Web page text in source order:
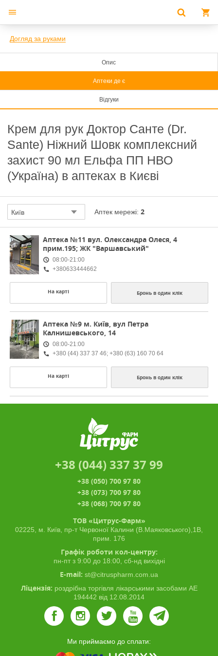
Догляд за руками
Опис
Аптеки де є
Відгуки
Крем для рук Доктор Санте (Dr.
Sante) Ніжний Шовк комплексний
захист 90 мл Ельфа ПП НВО
(Україна) в аптеках в Києві
Київ Аптек мережі: 2
Аптека №11 вул. Олександра Олеся, 4
прим.195; ЖК "Варшавський"
08:00-21:00
+380633444662
На карті Бронь в один клік
Аптека №9 м. Київ, вул Петра
Калнишевського, 14
08:00-21:00
+380 (44) 337 37 46; +380 (63) 160 70 64
На карті Бронь в один клік
+38 (044) 337 37 99
+38 (050) 700 97 80
+38 (073) 700 97 80
+38 (068) 700 97 80
ТОВ «Цитрус-Фарм»
02225, м. Київ, пр-т Червоної Калини (В.Маяковського),1В,
прим. 176
Графік роботи кол-центру:
пн-пт з 9:00 до 18:00, сб-нд вихідні
E-mail: st@citruspharm.com.ua
Ліцензія: роздрібна торгівля лікарськими засобами АЕ
194442 від 12.08.2014
Ми приймаємо до сплати: